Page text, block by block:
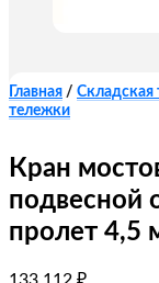
Главная / Складская
тележки
Кран
подвесной
пролет 4,5